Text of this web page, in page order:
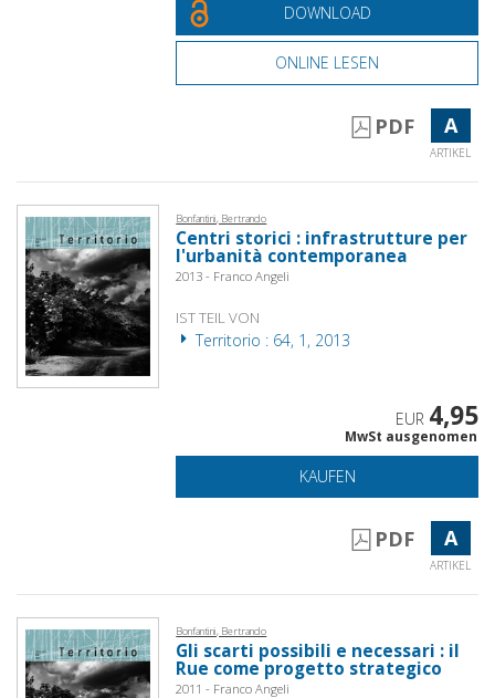
DOWNLOAD
ONLINE LESEN
PDF A
ARTIKEL
Bonfantini, Bertrando
Centri storici : infrastrutture per
l'urbanità contemporanea
2013 - Franco Angeli
IST TEIL VON
Territorio : 64, 1, 2013
EUR 4,95
MwSt ausgenomen
KAUFEN
PDF A
ARTIKEL
Bonfantini, Bertrando
Gli scarti possibili e necessari : il
Rue come progetto strategico
2011 - Franco Angeli